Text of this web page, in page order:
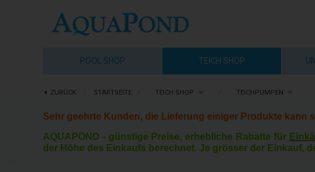
POOL SHOP TEICH SHOP
ZURÜCK STARTSEITE TEICH SHOP TEICHPUMPEN
Sehr geehrte Kunden, die Lieferung einiger Produkte kann
AQUAPOND - günstige Preise, erhebliche Rabatte für
der Höhe des Einkaufs berechnet. Je grösser der Einkauf,